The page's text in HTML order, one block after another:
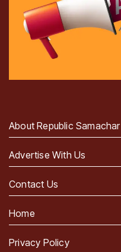
About Republic Samachar
Advertise With Us
Contact Us
Home
Privacy Policy